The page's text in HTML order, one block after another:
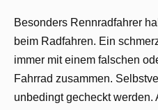
Besonders Rennradfahrer
beim Radfahren. Ein
immer mit einem falschen
Fahrrad zusammen.
unbedingt gecheckt werden.